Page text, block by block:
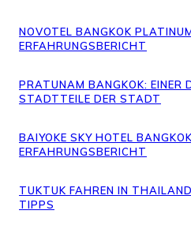
NOVOTEL BANGKOK
ERFAHRUNGSBERICHT
PRATUNAM BANGKOK: EINER
STADTTEILE DER STADT
BAIYOKE SKY HOTEL
ERFAHRUNGSBERICHT
TUKTUK FAHREN IN
TIPPS